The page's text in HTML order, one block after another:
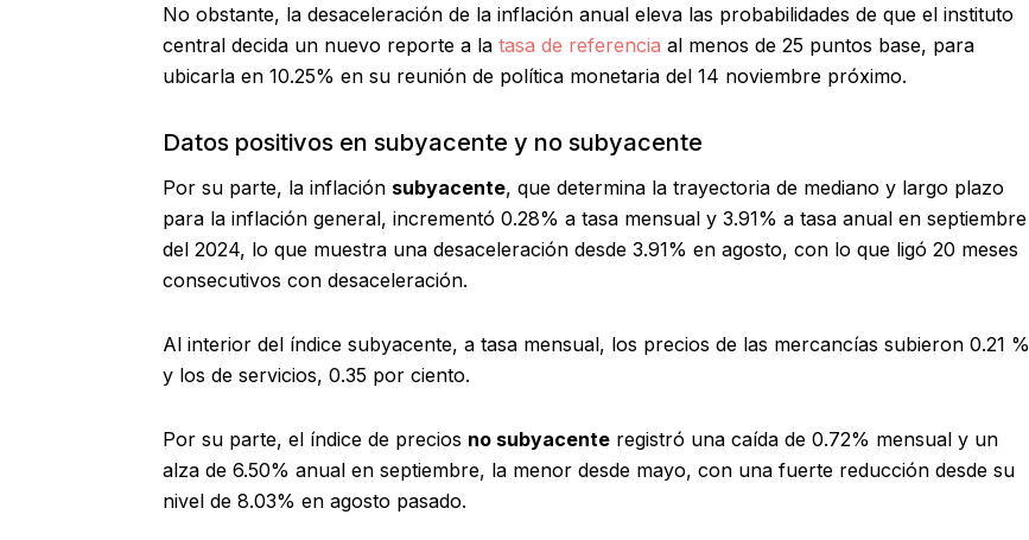
No obstante, la desaceleración de la inflación anual eleva las probabilidades de que el instituto
central decida un nuevo reporte a la tasa de referencia al menos de 25 puntos base, para
ubicarla en 10.25% en su reunión de política monetaria del 14 noviembre próximo.
Datos positivos en subyacente y no subyacente
Por su parte, la inflación subyacente, que determina la trayectoria de mediano y largo plazo
para la inflación general, incrementó 0.28% a tasa mensual y 3.91% a tasa anual en septiembre
del 2024, lo que muestra una desaceleración desde 3.91% en agosto, con lo que ligó 20 meses
consecutivos con desaceleración.
Al interior del índice subyacente, a tasa mensual, los precios de las mercancías subieron 0.21 %
y los de servicios, 0.35 por ciento.
Por su parte, el índice de precios no subyacente registró una caída de 0.72% mensual y un
alza de 6.50% anual en septiembre, la menor desde mayo, con una fuerte reducción desde su
nivel de 8.03% en agosto pasado.